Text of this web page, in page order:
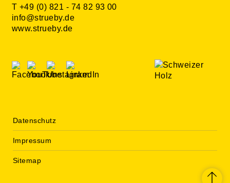
T +49 (0) 821 - 74 82 93 00
info@strueby.de
www.strueby.de
Datenschutz
Impressum
Sitemap